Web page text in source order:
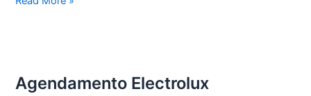
Agendamento Electrolux